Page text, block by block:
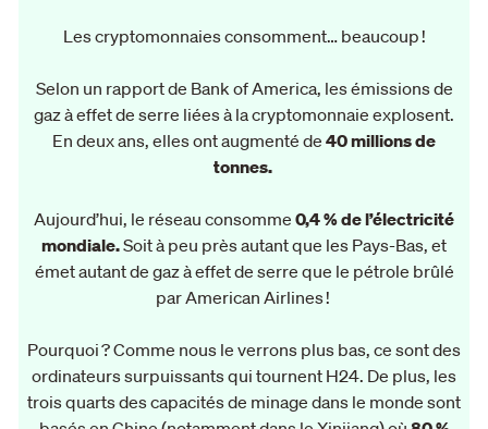
Les cryptomonnaies consomment… beaucoup !
Selon un rapport de Bank of America, les émissions de
gaz à effet de serre liées à la cryptomonnaie explosent.
En deux ans, elles ont augmenté de 40 millions de
tonnes.
Aujourd’hui, le réseau consomme 0,4 % de l’électricité
mondiale.Soit à peu près autant que les Pays-Bas, et
émet autant de gaz à effet de serre que le pétrole brûlé
par American Airlines !
Pourquoi ? Comme nous le verrons plus bas, ce sont des
ordinateurs surpuissants qui tournent H24. De plus, les
trois quarts des capacités de minage dans le monde sont